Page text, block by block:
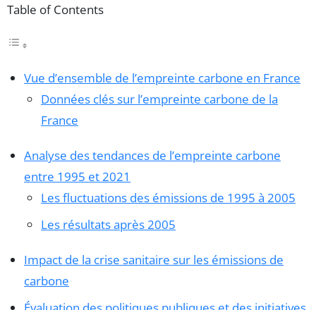
Table of Contents
Vue d’ensemble de l’empreinte carbone en France
Données clés sur l’empreinte carbone de la
France
Analyse des tendances de l’empreinte carbone
entre 1995 et 2021
Les fluctuations des émissions de 1995 à 2005
Les résultats après 2005
Impact de la crise sanitaire sur les émissions de
carbone